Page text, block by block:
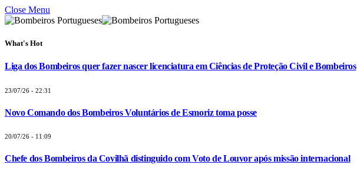
Close Menu
What's Hot
Liga dos Bombeiros quer fazer nascer licenciatura em Ciências de Proteção Civil e Bombeiros
23/07/26 - 22:31
Novo Comando dos Bombeiros Voluntários de Esmoriz toma posse
20/07/26 - 11:09
Chefe dos Bombeiros da Covilhã distinguido com Voto de Louvor após missão internacional